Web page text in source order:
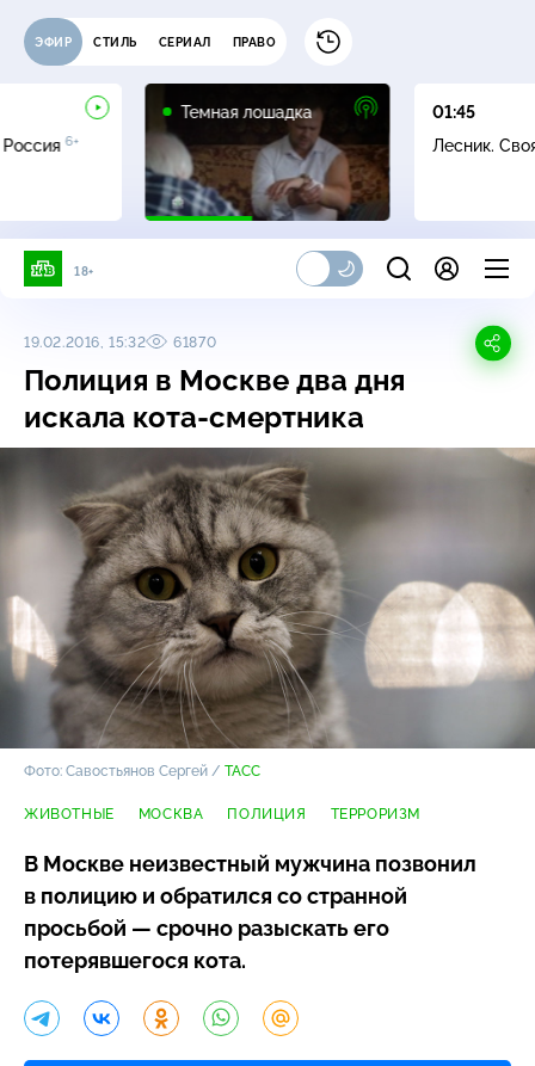
ЭФИР СТИЛЬ СЕРИАЛ ПРАВО
Россия6+
Темная лошадка
01:45
Лесник.
18+
19.02.2016, 15:32 61870
Полиция в Москве два дня
искала кота-смертника
Фото: Савостьянов Сергей / ТАСС
ЖИВОТНЫЕ МОСКВА ПОЛИЦИЯ ТЕРРОРИЗМ
В Москве неизвестный мужчина позвонил
в полицию и обратился со странной
просьбой — срочно разыскать его
потерявшегося кота.